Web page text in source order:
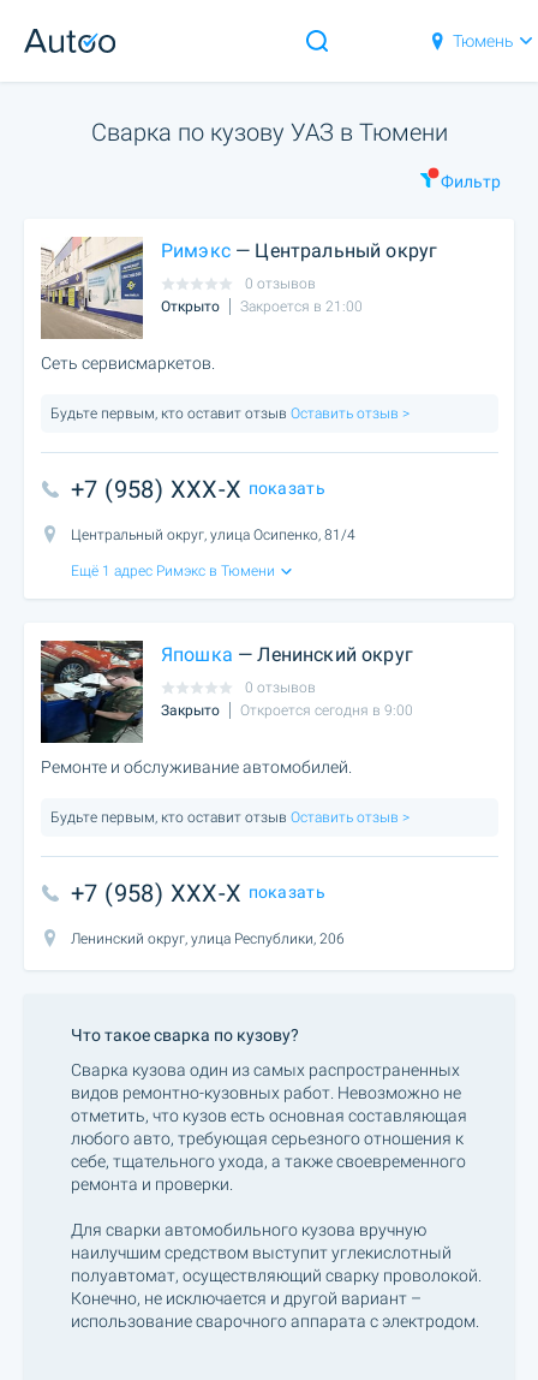
Тюмень
Сварка по кузову УАЗ в Тюмени
Фильтр
Римэкс— Центральный округ
0 отзывов
Открыто
Закроется в 21:00
Сеть сервисмаркетов.
Будьте первым, кто оставит отзыв Оставить отзыв >
+7 (958) XXX-X показать
Центральный округ, улица Осипенко, 81/4
Ещё 1 адрес Римэкс в Тюмени
Япошка — Ленинский округ
0 отзывов
Закрыто
Откроется сегодня в 9:00
Ремонте и обслуживание автомобилей.
Будьте первым, кто оставит отзыв Оставить отзыв >
+7 (958) XXX-X показать
Ленинский округ, улица Республики, 206
Что такое сварка по кузову?
Сварка кузова один из самых распространенных
видов ремонтно-кузовных работ. Невозможно не
отметить, что кузов есть основная составляющая
любого авто, требующая серьезного отношения к
себе, тщательного ухода, а также своевременного
ремонта и проверки.
Для сварки автомобильного кузова вручную
наилучшим средством выступит углекислотный
полуавтомат, осуществляющий сварку проволокой.
Конечно, не исключается и другой вариант –
использование сварочного аппарата с электродом.